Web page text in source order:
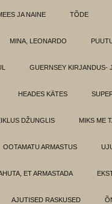
JA NAINE TÕDE
MINA, LEONARDO
GUERNSEY KIRJANDUS-
HEADES KÄTES
DŽUNGLIS MIKS ME
OOTAMATU ARMASTUS
ET ARMASTADA
AJUTISED RASKUSED